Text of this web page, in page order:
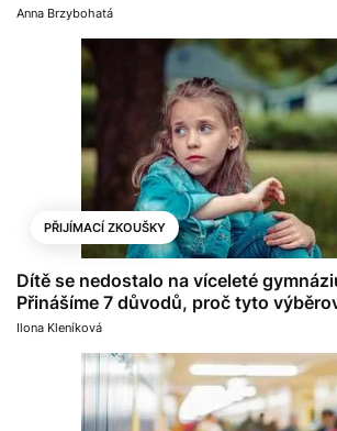
Anna Brzybohatá
PŘIJÍMACÍ ZKOUŠKY
Dítě se nedostalo na víceleté
Přinášíme 7 důvodů, proč tyto
Ilona Kleníková